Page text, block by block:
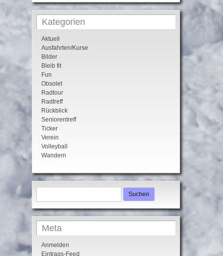
Kategorien
Aktuell
Ausfahrten/Kurse
Bilder
Bleib fit
Fun
Obsolet
Radtour
Radtreff
Rückblick
Seniorentreff
Ticker
Verein
Volleyball
Wandern
Suchen
Meta
Anmelden
Eintrags-Feed